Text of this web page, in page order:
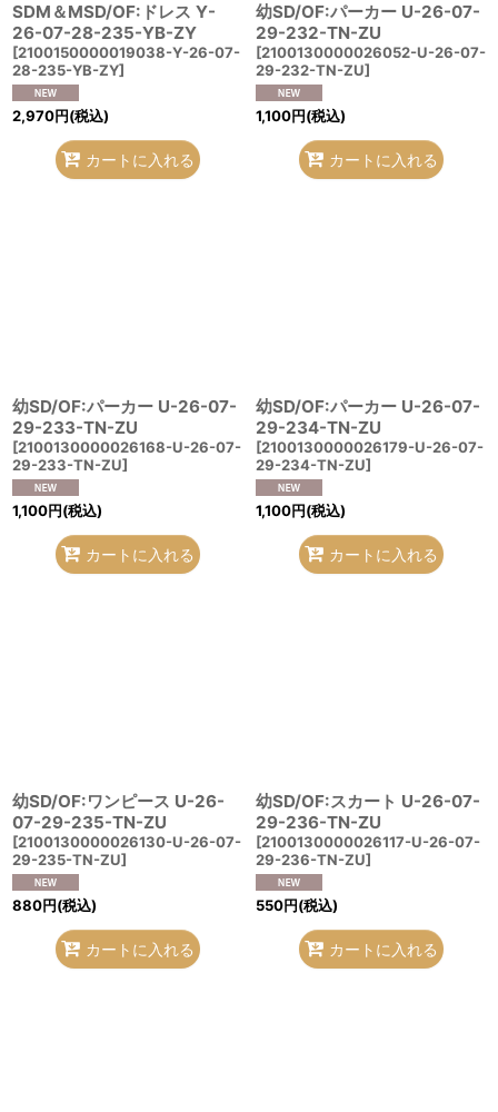
SDM＆MSD/OF:ドレス Y-
26-07-28-235-YB-ZY
[2100150000019038-Y-26-07-
28-235-YB-ZY]
2,970円(税込)
カートに入れる
幼SD/OF:パーカー U-26-07-
29-232-TN-ZU
[2100130000026052-U-26-07-
29-232-TN-ZU]
1,100円(税込)
カートに入れる
幼SD/OF:パーカー U-26-07-
29-233-TN-ZU
[2100130000026168-U-26-07-
29-233-TN-ZU]
1,100円(税込)
カートに入れる
幼SD/OF:パーカー U-26-07-
29-234-TN-ZU
[2100130000026179-U-26-07-
29-234-TN-ZU]
1,100円(税込)
カートに入れる
幼SD/OF:ワンピース U-26-
07-29-235-TN-ZU
[2100130000026130-U-26-07-
29-235-TN-ZU]
880円(税込)
カートに入れる
幼SD/OF:スカート U-26-07-
29-236-TN-ZU
[2100130000026117-U-26-07-
29-236-TN-ZU]
550円(税込)
カートに入れる